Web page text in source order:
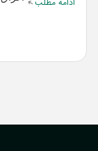
ادامه مطلب